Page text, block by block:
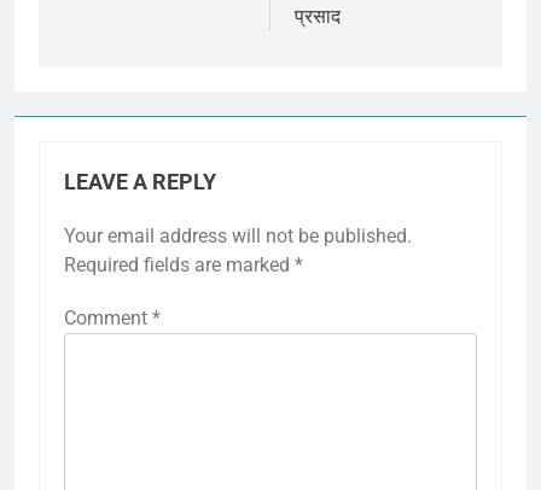
प्रसाद
LEAVE A REPLY
Your email address will not be published.
Required fields are marked *
Comment *